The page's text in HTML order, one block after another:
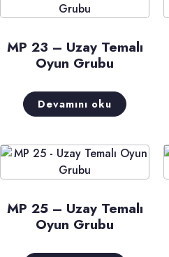
MP 23 – Uzay Temalı
Oyun Grubu
Devamını oku
MP 25 – Uzay Temalı
Oyun Grubu